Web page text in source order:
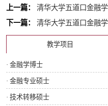
上一篇：
清华大学五道口金融
下一篇：
清华大学五道口金融
教学项目
· 金融学博士
· 金融专业硕士
· 技术转移硕士